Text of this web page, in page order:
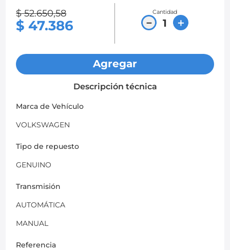
$ 52.650,58
$ 47.386
Cantidad
＋
－
Agregar
Descripción técnica
Marca de Vehículo
VOLKSWAGEN
Tipo de repuesto
GENUINO
Transmisión
AUTOMÁTICA
MANUAL
Referencia
chevrolet spark gt
chevrolet sail